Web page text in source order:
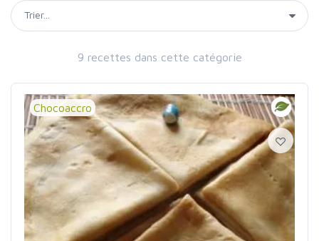
9 recettes dans cette catégorie
Chocoaccro